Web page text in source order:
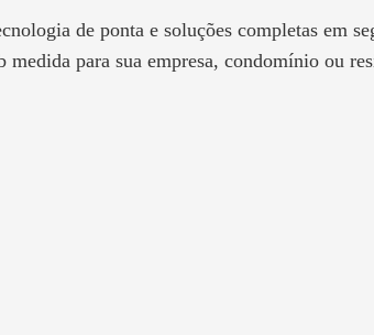
de ponta e soluções completas em
medida para sua empresa, condomínio ou